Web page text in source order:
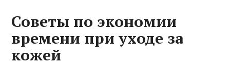
Советы по экономии
времени при уходе за
кожей